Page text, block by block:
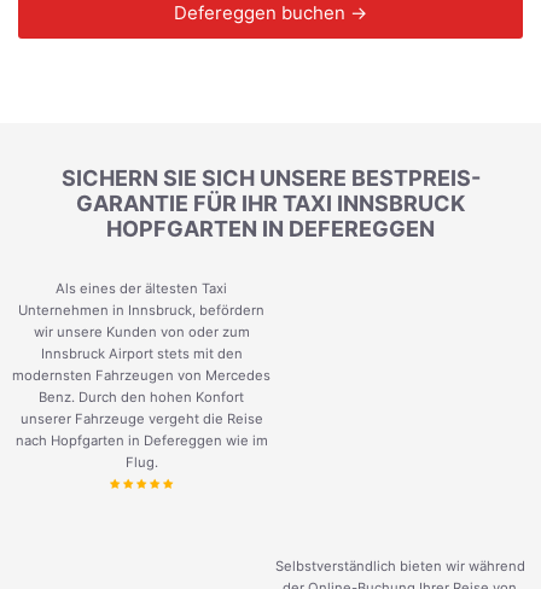
Defereggen buchen →
SICHERN SIE SICH UNSERE BESTPREIS-
GARANTIE FÜR IHR TAXI INNSBRUCK
HOPFGARTEN IN DEFEREGGEN
Als eines der ältesten Taxi
Unternehmen in Innsbruck, befördern
wir unsere Kunden von oder zum
Innsbruck Airport stets mit den
modernsten Fahrzeugen von Mercedes
Benz. Durch den hohen Konfort
unserer Fahrzeuge vergeht die Reise
nach Hopfgarten in Defereggen wie im
Flug.
Selbstverständlich bieten wir während